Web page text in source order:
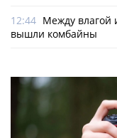
12:44 Между влагой
вышли комбайны